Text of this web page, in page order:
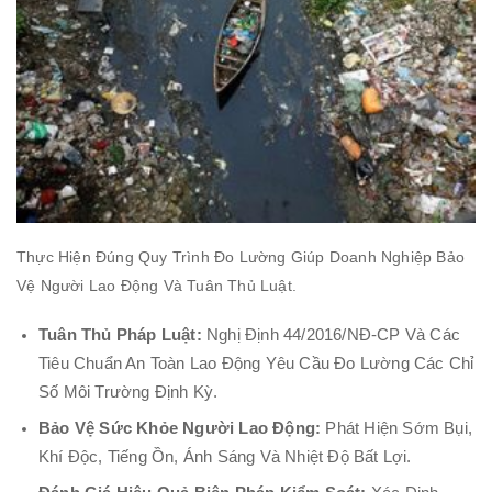
Thực Hiện Đúng Quy Trình Đo Lường Giúp Doanh Nghiệp Bảo
Vệ Người Lao Động Và Tuân Thủ Luật.
Tuân Thủ Pháp Luật: Nghị Định 44/2016/NĐ-CP Và Các
Tiêu Chuẩn An Toàn Lao Động Yêu Cầu Đo Lường Các Chỉ
Số Môi Trường Định Kỳ.
Bảo Vệ Sức Khỏe Người Lao Động: Phát Hiện Sớm Bụi,
Khí Độc, Tiếng Ồn, Ánh Sáng Và Nhiệt Độ Bất Lợi.